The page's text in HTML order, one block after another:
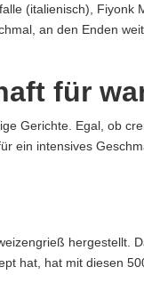
Ankara, Türkei
(italienisch),
an den Enden
für
Gerichte. Egal, ob
ein intensives
hergestellt.
hat, hat mit diesen